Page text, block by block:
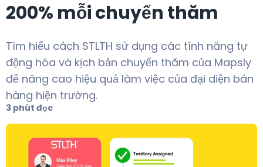
200% mỗi chuyến thăm
Tìm hiểu cách STLTH sử dụng các tính năng tự
động hóa và kịch bản chuyến thăm của Mapsly
để nâng cao hiệu quả làm việc của đại diện bán
hàng hiện trường.
3 phút đọc